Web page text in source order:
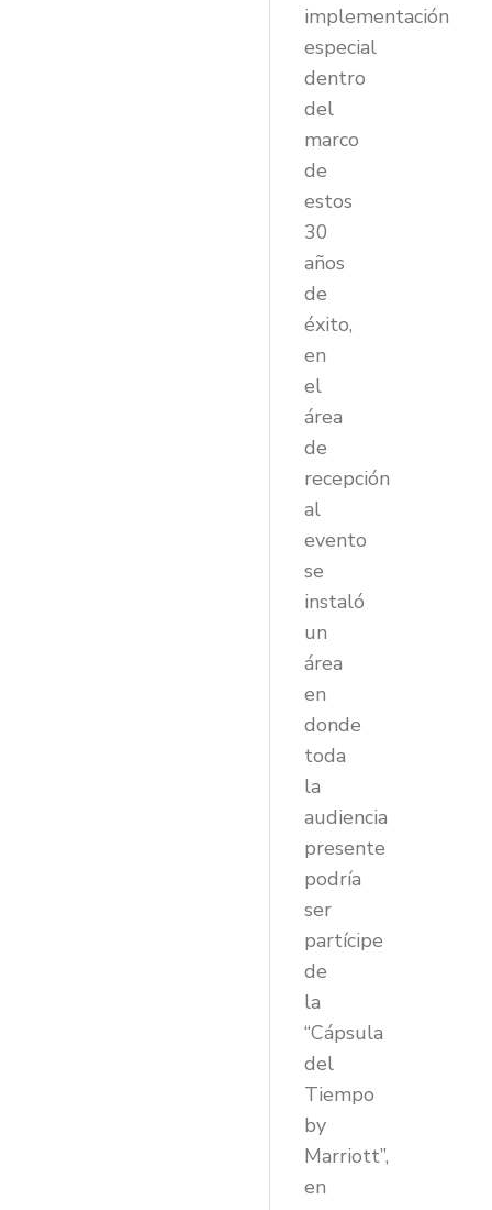
implementación
especial
dentro
del
marco
de
estos
30
años
de
éxito,
en
el
área
de
recepción
al
evento
se
instaló
un
área
en
donde
toda
la
audiencia
presente
podría
ser
partícipe
de
la
“Cápsula
del
Tiempo
by
Marriott”,
en